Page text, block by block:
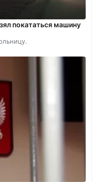
покататься машину